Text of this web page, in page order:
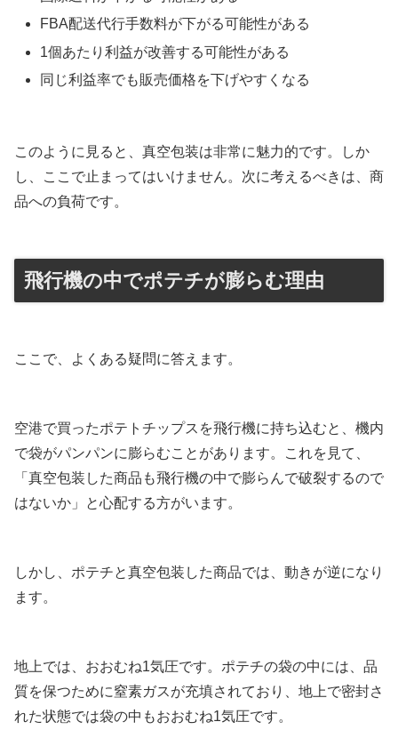
FBA配送代行手数料が下がる可能性がある
1個あたり利益が改善する可能性がある
同じ利益率でも販売価格を下げやすくなる
このように見ると、真空包装は非常に魅力的です。しか
し、ここで止まってはいけません。次に考えるべきは、商
品への負荷です。
飛行機の中でポテチが膨らむ理由
ここで、よくある疑問に答えます。
空港で買ったポテトチップスを飛行機に持ち込むと、機内
で袋がパンパンに膨らむことがあります。これを見て、
「真空包装した商品も飛行機の中で膨らんで破裂するので
はないか」と心配する方がいます。
しかし、ポテチと真空包装した商品では、動きが逆になり
ます。
地上では、おおむね1気圧です。ポテチの袋の中には、品
質を保つために窒素ガスが充填されており、地上で密封さ
れた状態では袋の中もおおむね1気圧です。